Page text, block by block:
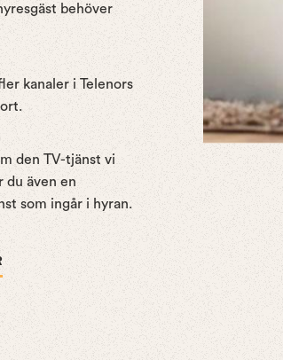
behöver
kanaler i Telenors
den TV-tjänst vi
du även en
som ingår i hyran.